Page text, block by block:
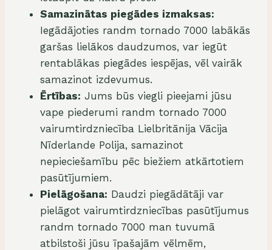
Samazinātas piegādes izmaksas:
Iegādājoties randm tornado 7000 labākās
garšas lielākos daudzumos, var iegūt
rentablākas piegādes iespējas, vēl vairāk
samazinot izdevumus.
Ērtības: Jums būs viegli pieejami jūsu
vape piederumi randm tornado 7000
vairumtirdzniecība Lielbritānija Vācija
Nīderlande Polija, samazinot
nepieciešamību pēc biežiem atkārtotiem
pasūtījumiem.
Pielāgošana: Daudzi piegādātāji var
pielāgot vairumtirdzniecības pasūtījumus
randm tornado 7000 man tuvumā
atbilstoši jūsu īpašajām vēlmēm,